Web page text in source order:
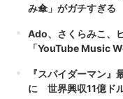
み傘」がガチすぎる
Ado、さくらみこ、
「YouTube Music
『スパイダーマン
に 世界興収11億ド